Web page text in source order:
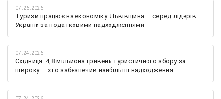
07.26.2026
Туризм працює на економіку: Львівщина — серед лідерів
України за податковими надходженнями
07.24.2026
Східниця: 4,8 мільйона гривень туристичного збору за
півроку — хто забезпечив найбільші надходження